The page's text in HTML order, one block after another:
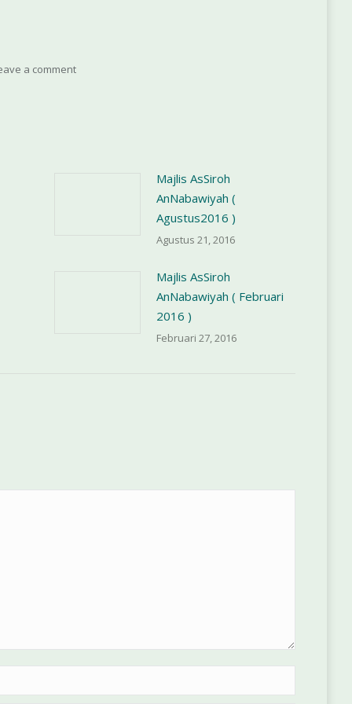
a comment
Majlis AsSiroh
AnNabawiyah (
Agustus2016 )
Agustus 21, 2016
Majlis AsSiroh
AnNabawiyah ( Februari
2016 )
Februari 27, 2016